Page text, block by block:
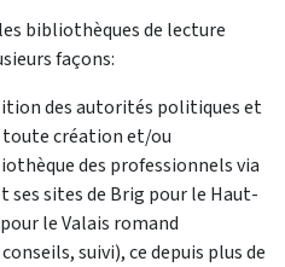
bibliothèques de lecture
façons:
des autorités politiques et
création et/ou
des professionnels via
ses sites de Brig pour le Haut-
le Valais romand
suivi), ce depuis plus de